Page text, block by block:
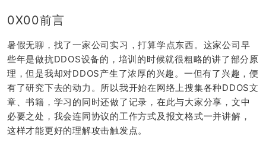
0X00前言
暑假无聊，找了一家公司实习，打算学点东西。这家公司早
些年是做抗DDOS设备的，培训的时候就很粗略的讲了部分原
理，但是我却对DDOS产生了浓厚的兴趣。一但有了兴趣，便
有了研究下去的动力。所以我开始在网络上搜集各种DDOS文
章、书籍，学习的同时还做了记录，在此与大家分享，文中
必要之处，我会连同协议的工作方式及报文格式一并讲解，
这样才能更好的理解攻击触发点。